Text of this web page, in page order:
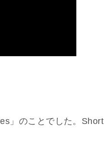
」のことでした。Short